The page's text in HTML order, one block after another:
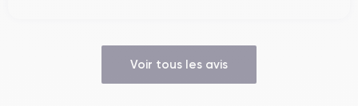
Voir tous les avis